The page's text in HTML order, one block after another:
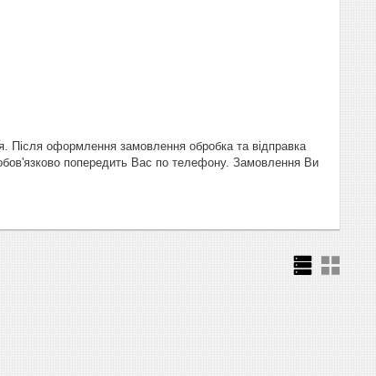
Після оформлення замовлення обробка та відправка
попередить Вас по телефону. Замовлення Ви